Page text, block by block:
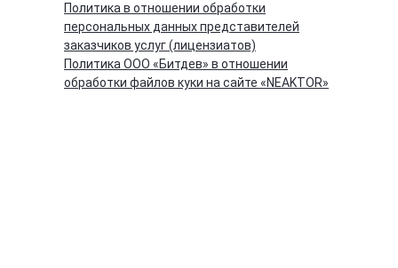
Политика в отношении обработки
персональных данных представителей
заказчиков услуг (лицензиатов)
Политика ООО «Битдев» в отношении
обработки файлов куки на сайте «NEAKTOR»